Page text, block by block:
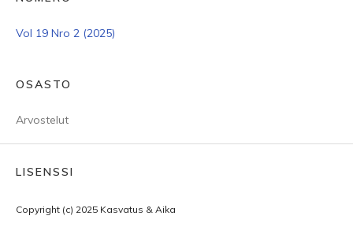
Vol 19 Nro 2 (2025)
OSASTO
Arvostelut
LISENSSI
Copyright (c) 2025 Kasvatus & Aika